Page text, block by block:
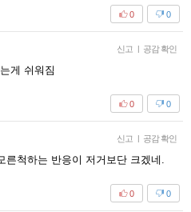
0
0
신고 | 공감 확인
게 쉬워짐
0
0
신고 | 공감 확인
른척하는 반응이 저거보단 크겠네.
0
0